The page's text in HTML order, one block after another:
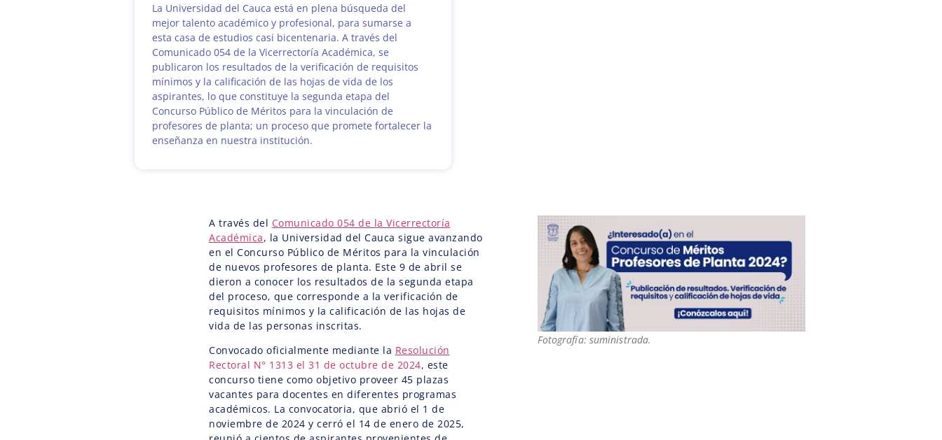
La Universidad del Cauca está en plena búsqueda del
mejor talento académico y profesional, para sumarse a
esta casa de estudios casi bicentenaria. A través del
Comunicado 054 de la Vicerrectoría Académica, se
publicaron los resultados de la verificación de requisitos
mínimos y la calificación de las hojas de vida de los
aspirantes, lo que constituye la segunda etapa del
Concurso Público de Méritos para la vinculación de
profesores de planta; un proceso que promete fortalecer la
enseñanza en nuestra institución.
A través del Comunicado 054 de la Vicerrectoría
Académica, la Universidad del Cauca sigue avanzando
en el Concurso Público de Méritos para la vinculación
de nuevos profesores de planta. Este 9 de abril se
dieron a conocer los resultados de la segunda etapa
del proceso, que corresponde a la verificación de
requisitos mínimos y la calificación de las hojas de
vida de las personas inscritas.
Convocado oficialmente mediante la Resolución
Rectoral N° 1313 el 31 de octubre de 2024, este
concurso tiene como objetivo proveer 45 plazas
vacantes para docentes en diferentes programas
académicos. La convocatoria, que abrió el 1 de
noviembre de 2024 y cerró el 14 de enero de 2025,
Fotografía: suministrada.